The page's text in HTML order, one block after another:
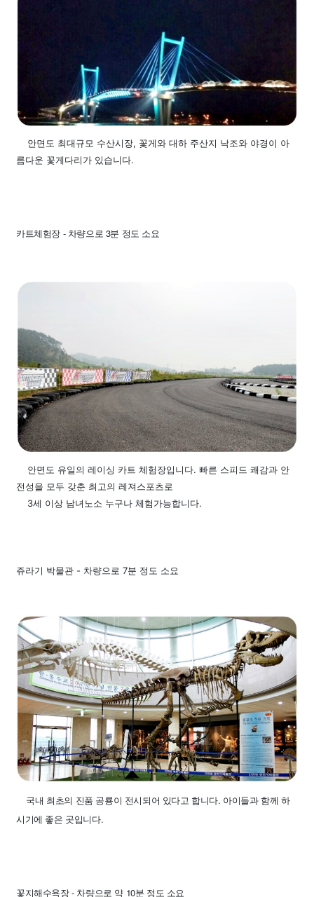
안면도 최대규모 수산시장, 꽃게와 대하 주산지 낙조와 야경이 아
름다운 꽃게다리가 있습니다.
카트체험장 - 차량으로 3분 정도 소요
안면도 유일의 레이싱 카트 체험장입니다. 빠른 스피드 쾌감과 안
전성을 모두 갖춘 최고의 레져스포츠로
3세 이상 남녀노소 누구나 체험가능합니다.
쥬라기 박물관 - 차량으로 7분 정도 소요
국내 최초의 진품 공룡이 전시되어 있다고 합니다. 아이들과 함께 하
시기에 좋은 곳입니다.
꽃지해수욕장 - 차량으로 약 10분 정도 소요